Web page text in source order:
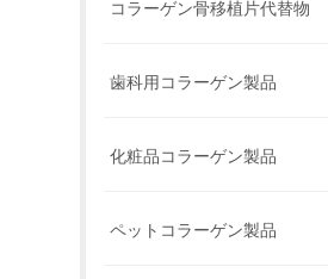
コラーゲン骨移植片代替物
歯科用コラーゲン製品
化粧品コラーゲン製品
ペットコラーゲン製品